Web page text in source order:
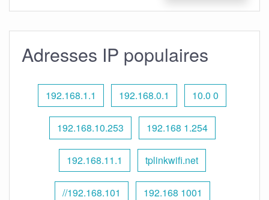
Adresses IP populaires
192.168.1.1 192.168.0.1 10.0 0
192.168.10.253 192.168 1.254
192.168.11.1 tplinkwifi.net
//192.168.101 192.168 1001